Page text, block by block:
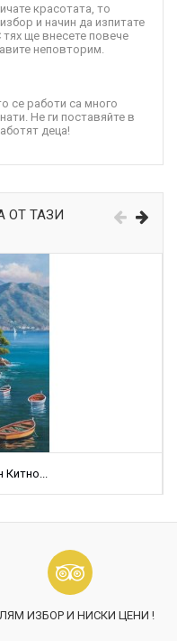
красотата, то
и начин да изпитате
ще внесете повече
неповторим.
се работи са много
Не ги поставяйте в
деца!
ОТ ТАЗИ
ИЗБОР И НИСКИ ЦЕНИ !